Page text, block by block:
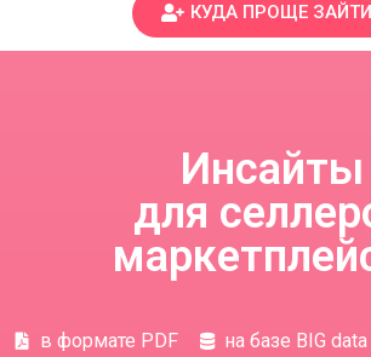
КУДА ПРОЩЕ
Инсайты
для
в формате PDF
на базе BIG data